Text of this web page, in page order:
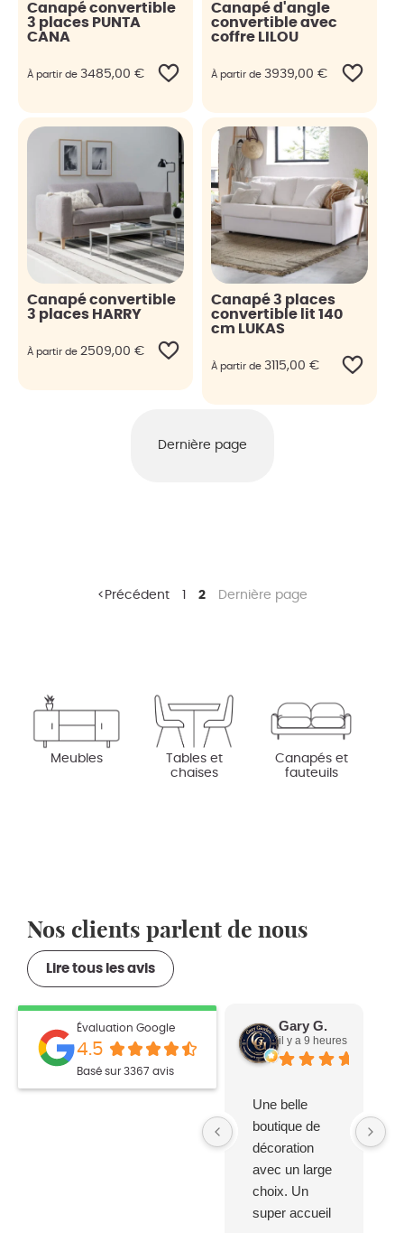
Canapé convertible
3 places PUNTA
CANA
À partir de 3485,00 €
Canapé d'angle
convertible avec
coffre LILOU
À partir de 3939,00 €
Canapé convertible
3 places HARRY
À partir de 2509,00 €
Canapé 3 places
convertible lit 140
cm LUKAS
À partir de 3115,00 €
Dernière page
Précédent 2 Dernière page
Meubles
Tables et
chaises
Canapés et
fauteuils
Nos clients parlent de nous
Lire tous les avis
Évaluation Google
4.5
Basé sur 3367 avis
Gary G.
il y a 9 heures
Une belle
boutique de
décoration
avec un large
choix. Un
super accueil